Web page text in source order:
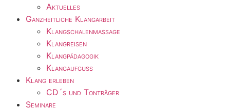
Aktuelles
Ganzheitliche Klangarbeit
Klangschalenmassage
Klangreisen
Klangpädagogik
Klangaufguss
Klang erleben
CD´s und Tonträger
Seminare